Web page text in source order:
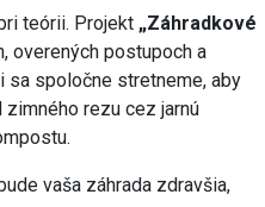
teórii. Projekt „Záhradkové
overených postupoch a
sa spoločne stretneme, aby
rezu cez jarnú
vaša záhrada zdravšia,